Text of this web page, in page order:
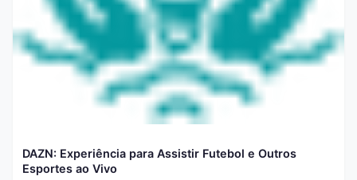
DAZN: Experiência para Assistir Futebol e Outros
Esportes ao Vivo